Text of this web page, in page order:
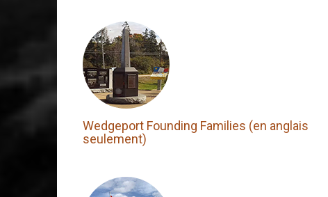
Wedgeport Founding Families (en anglais
seulement)